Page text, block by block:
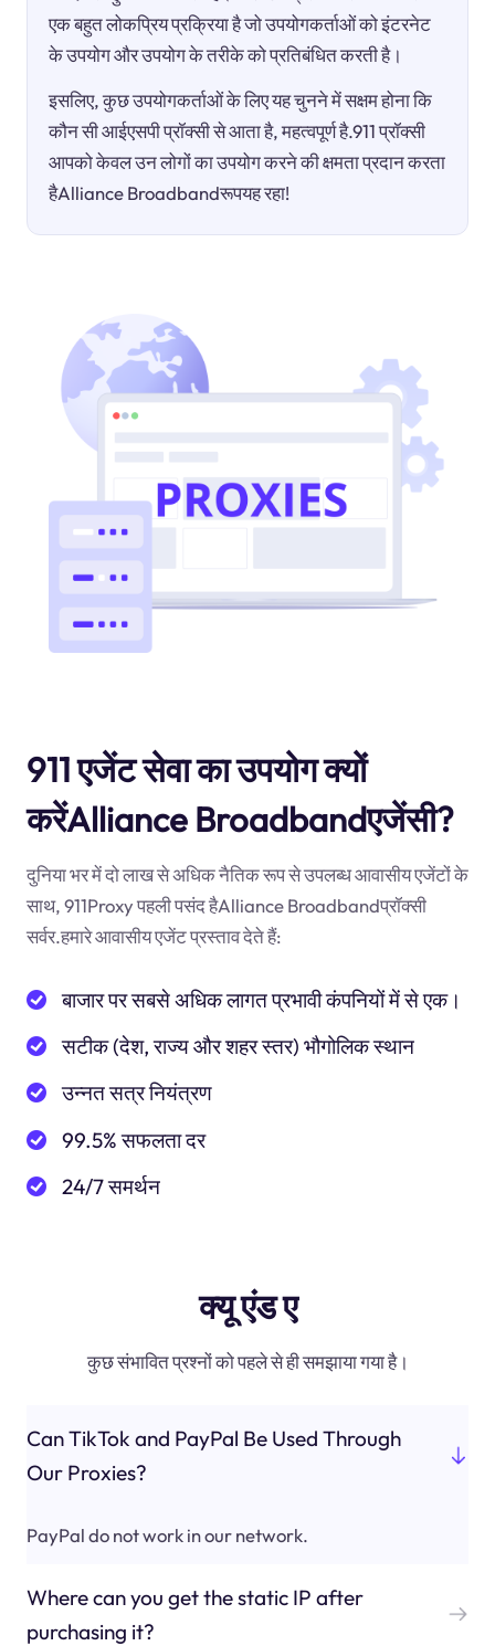
एक बहुत लोकप्रिय प्रक्रिया है जो उपयोगकर्ताओं को इंटरनेट
के उपयोग और उपयोग के तरीके को प्रतिबंधित करती है।
इसलिए, कुछ उपयोगकर्ताओं के लिए यह चुनने में सक्षम होना कि
कौन सी आईएसपी प्रॉक्सी से आता है, महत्वपूर्ण है.911 प्रॉक्सी
आपको केवल उन लोगों का उपयोग करने की क्षमता प्रदान करता
हैAlliance Broadbandरूपयह रहा!
911 एजेंट सेवा का उपयोग क्यों
करेंAlliance Broadbandएजेंसी?
दुनिया भर में दो लाख से अधिक नैतिक रूप से उपलब्ध आवासीय एजेंटों के
साथ, 911Proxy पहली पसंद हैAlliance Broadbandप्रॉक्सी
सर्वर.हमारे आवासीय एजेंट प्रस्ताव देते हैं:
बाजार पर सबसे अधिक लागत प्रभावी कंपनियों में से एक।
सटीक (देश, राज्य और शहर स्तर) भौगोलिक स्थान
उन्नत सत्र नियंत्रण
99.5% सफलता दर
24/7 समर्थन
क्यू एंड ए
कुछ संभावित प्रश्नों को पहले से ही समझाया गया है।
Can TikTok and PayPal Be Used Through
Our Proxies?
PayPal do not work in our network.
Where can you get the static IP after
purchasing it?